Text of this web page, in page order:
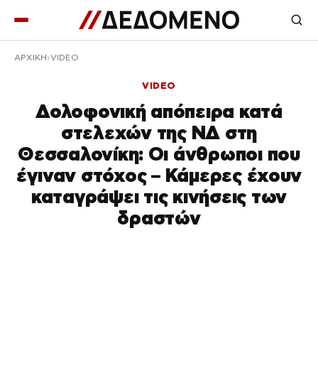
ΑΡΧΙΚΉ VIDEO
VIDEO
Δολοφονική απόπειρα κατά
στελεχών της ΝΔ στη
Θεσσαλονίκη: Οι άνθρωποι που
έγιναν στόχος – Κάμερες έχουν
καταγράψει τις κινήσεις των
δραστών